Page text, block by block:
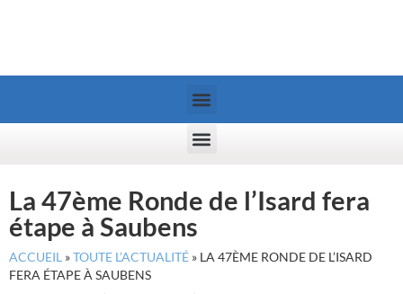
La 47ème Ronde de l’Isard fera
étape à Saubens
ACCUEIL »TOUTE L’ACTUALITÉ » LA 47ÈME RONDE DE L’ISARD
FERA ÉTAPE À SAUBENS